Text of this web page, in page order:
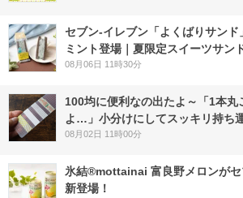
セブン‐イレブン「よくばりサン
ミント登場｜夏限定スイーツサン
08月06日 11時30分
100均に便利なの出たよ～「1本丸
よ…」小分けにしてスッキリ持ち
08月02日 11時00分
氷結®mottainai 富良野メロンがセ
新登場！